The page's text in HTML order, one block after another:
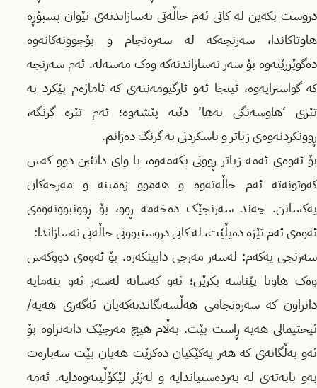
دروست بکەین لە کاتی ئەم حاڵەتی نەسازاندنەی نێوان پسپۆڕە
هاوتاکاندا، سەرنجەکە لە سەرەنجام و بۆچوونەکانەوە
دەگوێزرێتەوە بۆ سەر نەسازاندنەکە وەک مەسەلە. ئەم سەرنجە
کە گواسترایەوە، ئینجا ئەو ئارگیومەنتەی کە ئاماژەم پێکرد بە
تێزی ‘هاوسەنگی بەها’ دێتە پێشەوە؛ ئەم تێزە گرنگە،
ڕوونکردنەوەی زیاتر و باسکردنی بە گرنگ دەزانم.
بۆ ئەوەی ئەمە زیاتر ڕوونی بکەمەوە، با وای دانێین دوو کەس
کەوتونەتە ئەم حاڵەتەوە و هەموو زەمینە و مەرجەکان
یەکسانن. چەند سەرنجێک دەخەمە ڕوو، بۆ ڕوونبوونەوەی
ئەوەی ئەم تێزە دەیڵێت، لە کاتی دروستبوونی حاڵەتی نەسازاندا:
سەرنجی یەکەم: لەسەر مەرجی دابینکەرە. بۆ ئەوەی دووکەس
وەک هاوتا پێناسە بکرێن؛ ئەو کەسانە لەسەر ئەو بنەمایە
دانراون کە سەرەنجامی هەڵسەنگاندنەکەیان ئەگەری هەیە/
ئیحتیمالی هەیە ڕاست بێت. بەڵام هیچ مەرجێک دانەنراوە بۆ
ئەو بەڵگانەی کە هەر یەکێکیان دەکرێت هەیان بێت سەبارەت
بەو بابەتەی لە بەردەستیاندایە و لەژێر لێکۆڵینەوەدایە. ئەمە